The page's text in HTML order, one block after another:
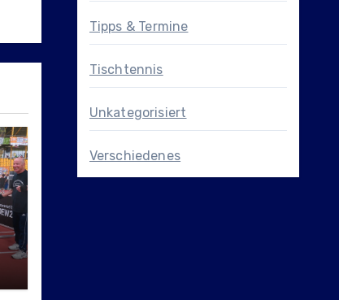
Tipps & Termine
Tischtennis
Unkategorisiert
Verschiedenes